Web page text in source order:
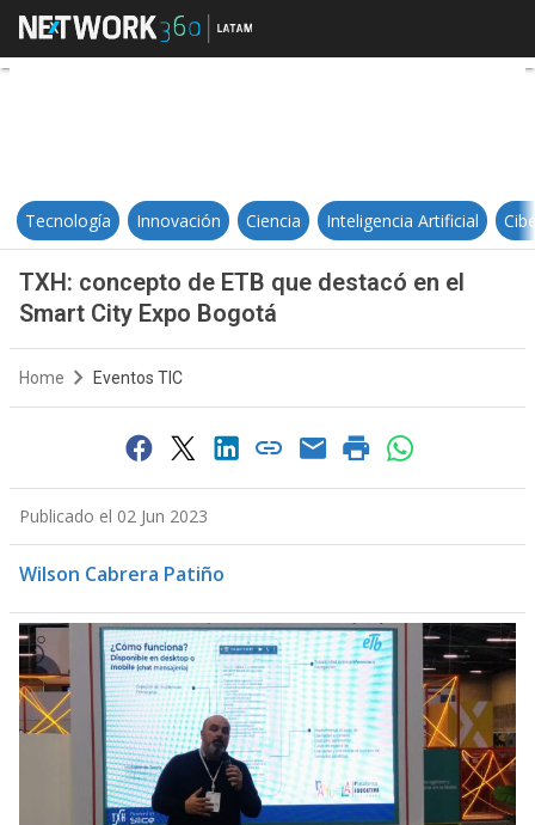
TXH: concepto de ETB que
Tecnología Innovación Ciencia Inteligencia Artificial
TXH: concepto de ETB que destacó en el
Smart City Expo Bogotá
Home Eventos TIC
Publicado el 02 Jun 2023
Wilson Cabrera Patiño